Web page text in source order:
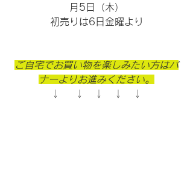
月5日（木）
初売りは6日金曜より
ご自宅でお買い物を楽しみたい方はバ
ナーよりお進みください。
↓    ↓　↓　↓　↓